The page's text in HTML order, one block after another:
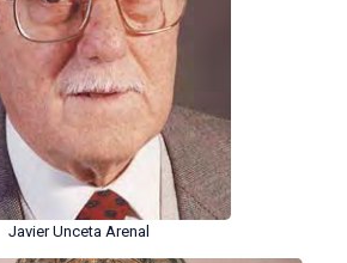
Javier Unceta Arenal